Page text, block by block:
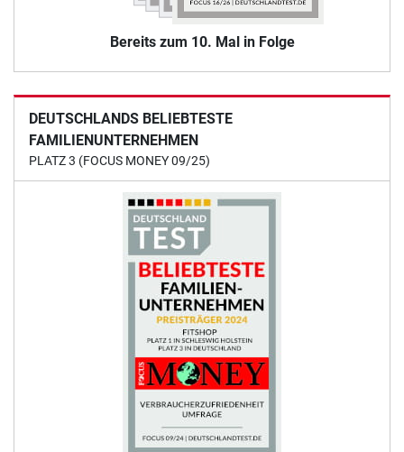
Bereits zum 10. Mal in Folge
DEUTSCHLANDS BELIEBTESTE
FAMILIENUNTERNEHMEN
PLATZ 3 (FOCUS MONEY 09/25)